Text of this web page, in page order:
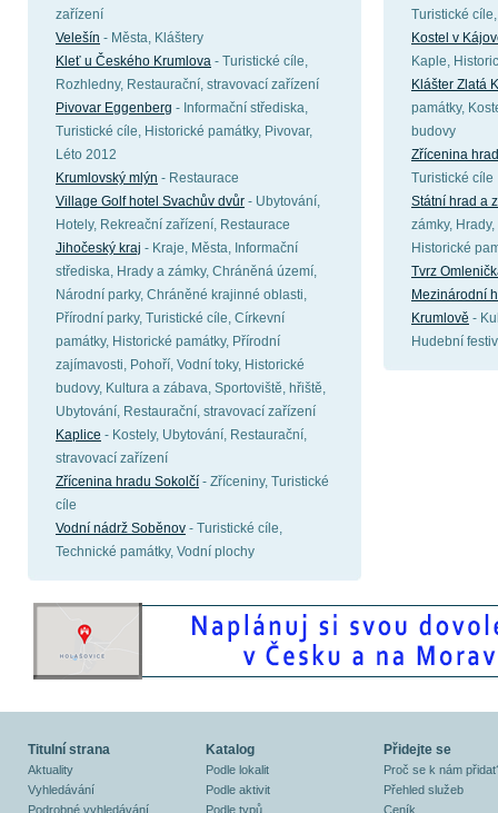
zařízení
Velešín - Města, Kláštery
Kleť u Českého Krumlova - Turistické cíle,
Rozhledny, Restaurační, stravovací zařízení
Pivovar Eggenberg - Informační střediska,
Turistické cíle, Historické památky, Pivovar,
Léto 2012
Krumlovský mlýn - Restaurace
Village Golf hotel Svachův dvůr - Ubytování,
Hotely, Rekreační zařízení, Restaurace
Jihočeský kraj - Kraje, Města, Informační
střediska, Hrady a zámky, Chráněná území,
Národní parky, Chráněné krajinné oblasti,
Přírodní parky, Turistické cíle, Církevní
památky, Historické památky, Přírodní
zajímavosti, Pohoří, Vodní toky, Historické
budovy, Kultura a zábava, Sportoviště, hřiště,
Ubytování, Restaurační, stravovací zařízení
Kaplice - Kostely, Ubytování, Restaurační,
stravovací zařízení
Zřícenina hradu Sokolčí - Zříceniny, Turistické
cíle
Vodní nádrž Soběnov - Turistické cíle,
Technické památky, Vodní plochy
Turistické
Kostel v
Kaple,
Klášter Zlatá
památky,
budovy
Zřícenina
Turistické cíle
Státní hrad a
zámky,
Historické
Tvrz
Mezinárodní
Krumlově -
Hudební
Titulní strana
Aktuality
Vyhledávání
Podrobné vyhledávání
Katalog
Podle lokalit
Podle aktivit
Podle typů
Přidejte se
Proč se k nám
Přehled služeb
Ceník